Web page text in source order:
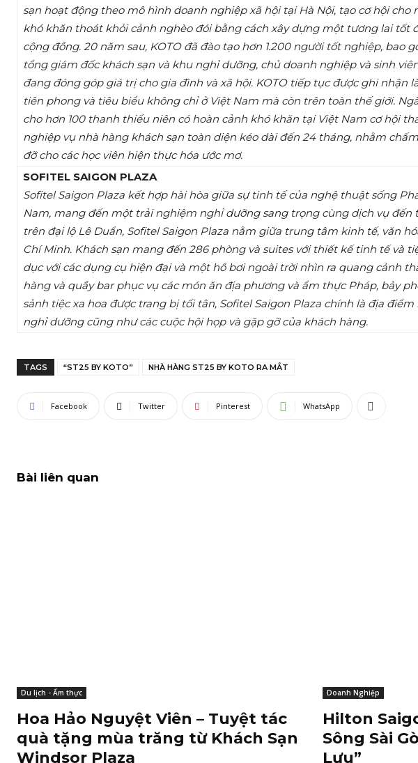
sạn hoạt động theo mô hình doanh nghiệp xã hội tại Hà Nội, tạo cơ hội
khó khăn thoát khỏi cảnh nghèo đói bằng cách xây dựng một tương lai tốt
cộng đồng. 20 năm sau, KOTO đã đào tạo hơn 1.200 người tốt nghiệp, bao
tổng giám đốc khách sạn và khu nghỉ dưỡng, chủ doanh nghiệp và sinh
đang đóng góp giá trị cho gia đình và xã hội. KOTO tiếp tục được ghi nhận
tiên phong và tiêu biểu không chỉ ở Việt Nam mà còn trên toàn thế giới.
cho hơn 100 thanh thiếu niên có hoàn cảnh khó khăn tại Việt Nam cơ hội
nghiệp vụ nhà hàng khách sạn toàn diện kéo dài đến 24 tháng, nhằm
đỡ cho các học viên hiện thực hóa ước mơ.
SOFITEL SAIGON PLAZA
Sofitel Saigon Plaza kết hợp hài hòa giữa sự tinh tế của nghệ thuật sống
Nam, mang đến một trải nghiệm nghỉ dưỡng sang trọng cùng dịch vụ đến
trên đại lộ Lê Duẩn, Sofitel Saigon Plaza nằm giữa trung tâm kinh tế, văn
Chí Minh. Khách sạn mang đến 286 phòng và suites với thiết kế tinh tế và
dục với các dụng cụ hiện đại và một hồ bơi ngoài trời nhìn ra quang cảnh
hàng và quầy bar phục vụ các món ăn địa phương và ẩm thực Pháp, bảy
sảnh tiệc xa hoa được trang bị tối tân, Sofitel Saigon Plaza chính là địa
nghỉ dưỡng cũng như các cuộc hội họp và gặp gỡ của khách hàng.
TAGS “ST25 BY KOTO” NHÀ HÀNG ST25 BY KOTO RA MẮT
Facebook Twitter Pinterest WhatsApp
Bài liên quan
Du lịch - Ẩm thực
Hoa Hảo Nguyệt Viên – Tuyệt tác
quà tặng mùa trăng từ Khách Sạn
Windsor Plaza
Doanh Nghiệp
Hilton
Sông Sài
Lưu”